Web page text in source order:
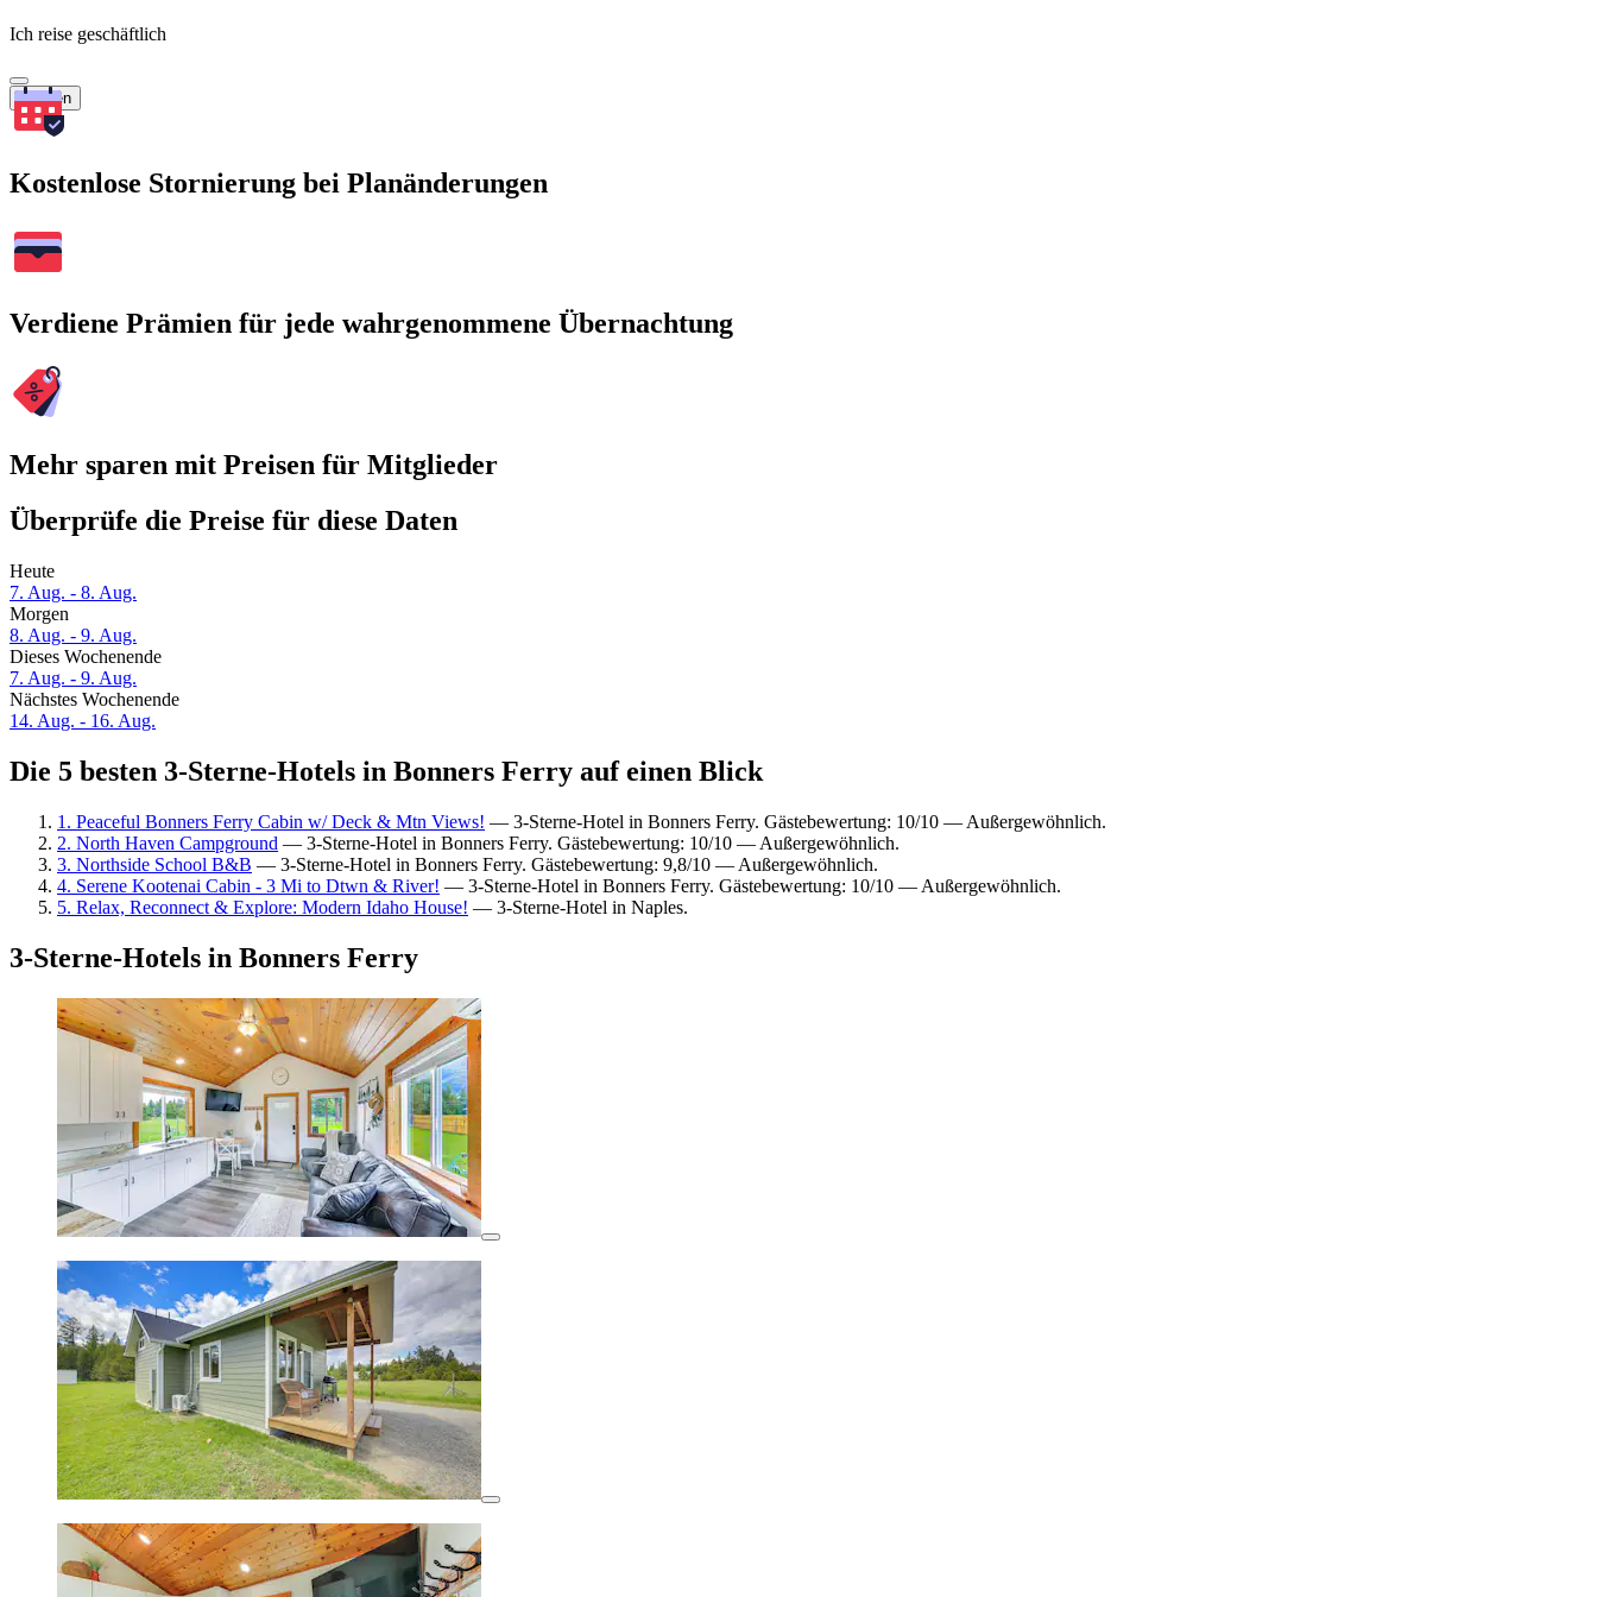
Ich reise geschäftlich
Suchen
Kostenlose Stornierung bei Planänderungen
Verdiene Prämien für jede wahrgenommene Übernachtung
Mehr sparen mit Preisen für Mitglieder
Überprüfe die Preise für diese Daten
Heute
7. Aug. - 8. Aug.
Morgen
8. Aug. - 9. Aug.
Dieses Wochenende
7. Aug. - 9. Aug.
Nächstes Wochenende
14. Aug. - 16. Aug.
Die 5 besten 3-Sterne-Hotels in Bonners Ferry auf einen Blick
1. Peaceful Bonners Ferry Cabin w/ Deck & Mtn Views! — 3-Sterne-Hotel in Bonners Ferry. Gästebewertung: 10/10 — Außergewöhnlich.
2. North Haven Campground — 3-Sterne-Hotel in Bonners Ferry. Gästebewertung: 10/10 — Außergewöhnlich.
3. Northside School B&B — 3-Sterne-Hotel in Bonners Ferry. Gästebewertung: 9,8/10 — Außergewöhnlich.
4. Serene Kootenai Cabin - 3 Mi to Dtwn & River! — 3-Sterne-Hotel in Bonners Ferry. Gästebewertung: 10/10 — Außergewöhnlich.
5. Relax, Reconnect & Explore: Modern Idaho House! — 3-Sterne-Hotel in Naples.
3-Sterne-Hotels in Bonners Ferry